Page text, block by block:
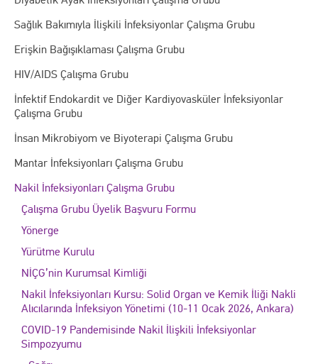
Sağlık Bakımıyla İlişkili İnfeksiyonlar Çalışma Grubu
Erişkin Bağışıklaması Çalışma Grubu
HIV/AIDS Çalışma Grubu
İnfektif Endokardit ve Diğer Kardiyovasküler İnfeksiyonlar
Çalışma Grubu
İnsan Mikrobiyom ve Biyoterapi Çalışma Grubu
Mantar İnfeksiyonları Çalışma Grubu
Nakil İnfeksiyonları Çalışma Grubu
Çalışma Grubu Üyelik Başvuru Formu
Yönerge
Yürütme Kurulu
NİÇG’nin Kurumsal Kimliği
Nakil İnfeksiyonları Kursu: Solid Organ ve Kemik İliği Nakli
Alıcılarında İnfeksiyon Yönetimi (10-11 Ocak 2026, Ankara)
COVID-19 Pandemisinde Nakil İlişkili İnfeksiyonlar
Simpozyumu